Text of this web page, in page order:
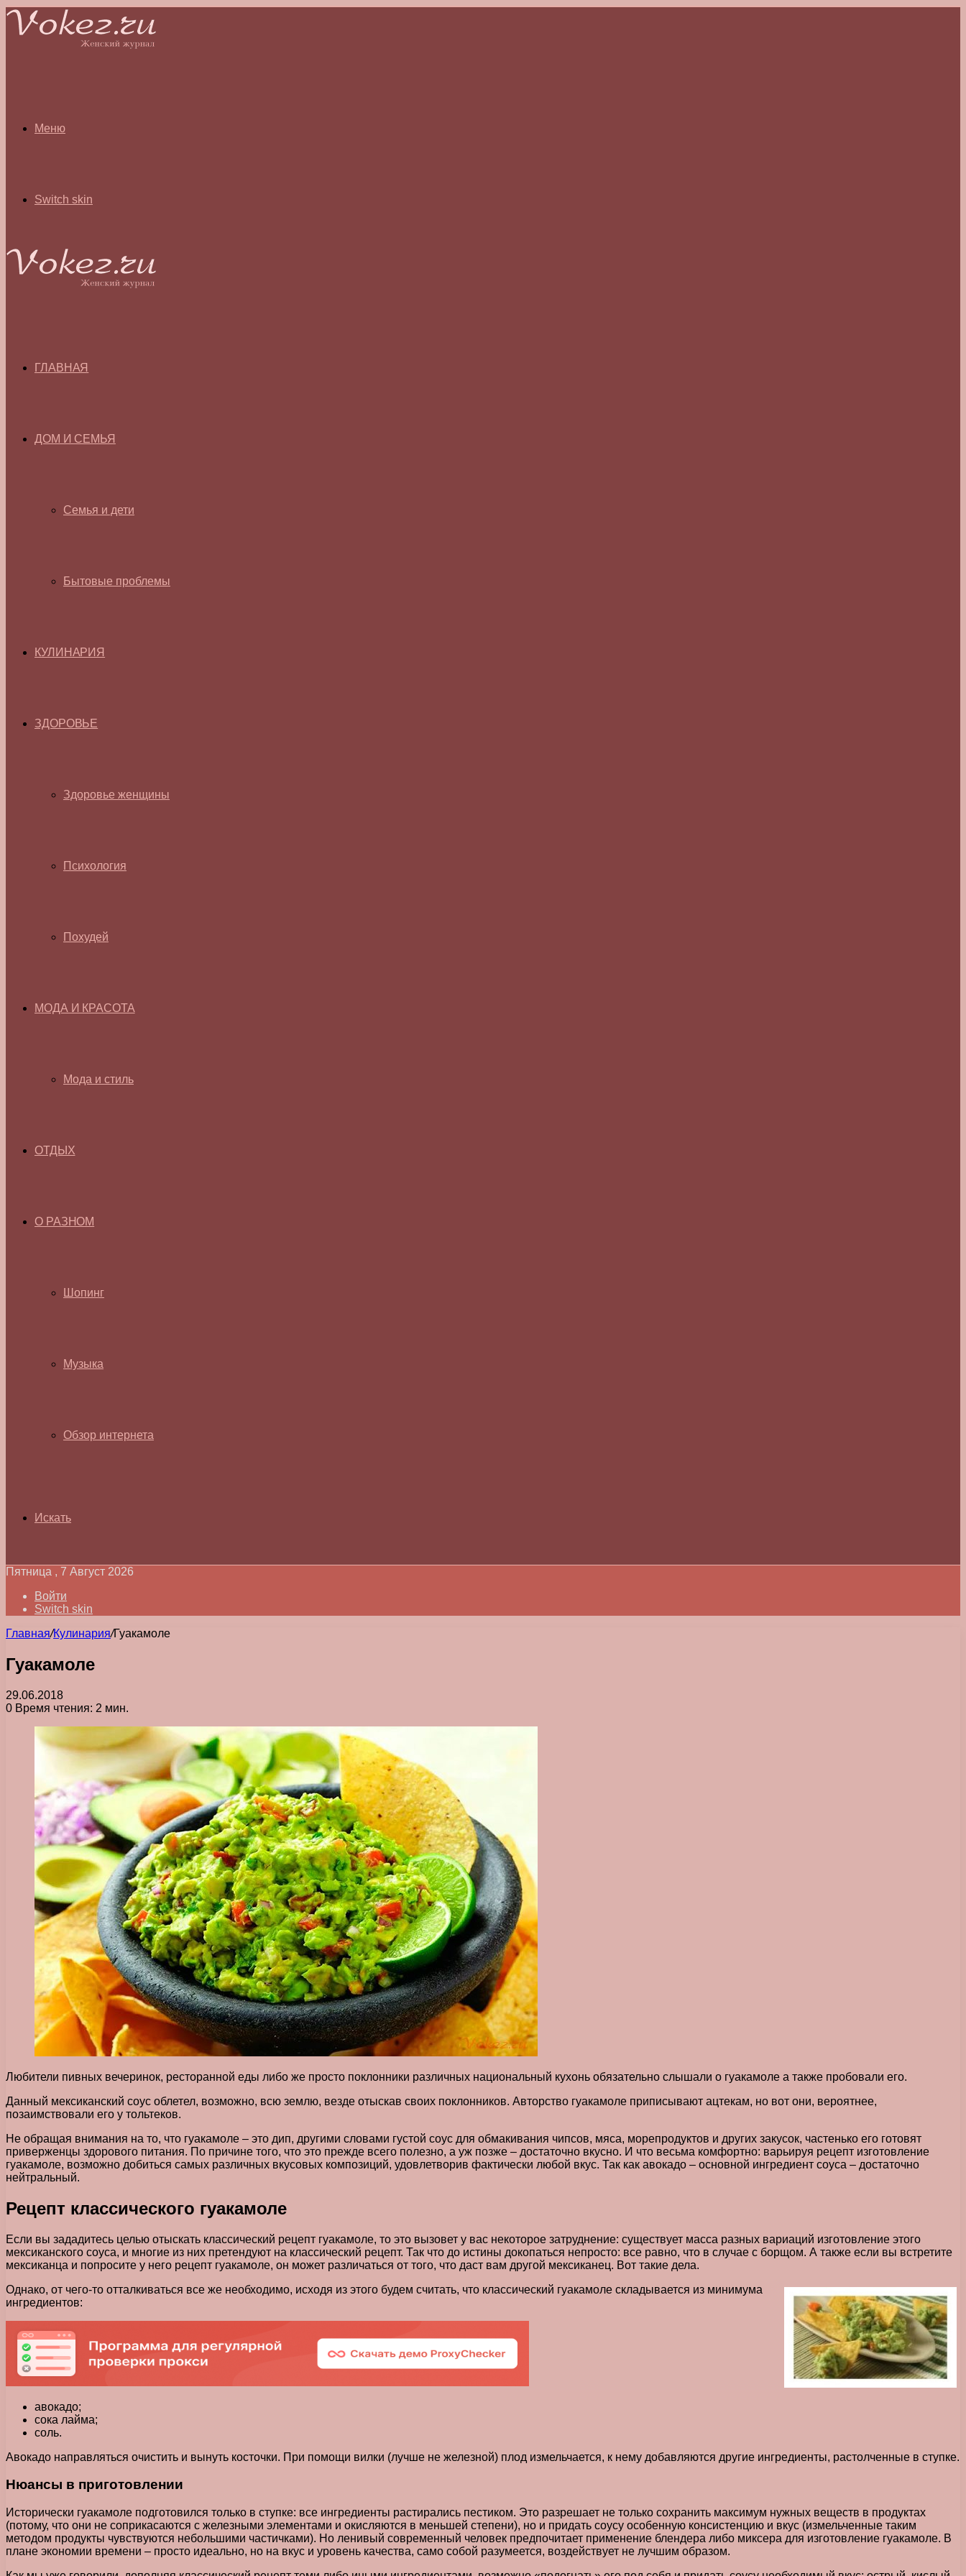
Меню
Switch skin
ГЛАВНАЯ
ДОМ И СЕМЬЯ
Семья и дети
Бытовые проблемы
КУЛИНАРИЯ
ЗДОРОВЬЕ
Здоровье женщины
Психология
Похудей
МОДА И КРАСОТА
Мода и стиль
ОТДЫХ
О РАЗНОМ
Шопинг
Музыка
Обзор интернета
Искать
Пятница , 7 Август 2026
Войти
Switch skin
Главная/Кулинария/Гуакамоле
Гуакамоле
29.06.2018
0 Время чтения: 2 мин.
Любители пивных вечеринок, ресторанной еды либо же просто поклонники различных национальный кухонь обязательно слышали о гуакамоле а также пробовали его.
Данный мексиканский соус облетел, возможно, всю землю, везде отыскав своих поклонников. Авторство гуакамоле приписывают ацтекам, но вот они, вероятнее,
позаимствовали его у тольтеков.
Не обращая внимания на то, что гуакамоле – это дип, другими словами густой соус для обмакивания чипсов, мяса, морепродуктов и других закусок, частенько его готовят
приверженцы здорового питания. По причине того, что это прежде всего полезно, а уж позже – достаточно вкусно. И что весьма комфортно: варьируя рецепт изготовление
гуакамоле, возможно добиться самых различных вкусовых композиций, удовлетворив фактически любой вкус. Так как авокадо – основной ингредиент соуса – достаточно
нейтральный.
Рецепт классического гуакамоле
Если вы зададитесь целью отыскать классический рецепт гуакамоле, то это вызовет у вас некоторое затруднение: существует масса разных вариаций изготовление этого
мексиканского соуса, и многие из них претендуют на классический рецепт. Так что до истины докопаться непросто: все равно, что в случае с борщом. А также если вы встретите
мексиканца и попросите у него рецепт гуакамоле, он может различаться от того, что даст вам другой мексиканец. Вот такие дела.
Однако, от чего-то отталкиваться все же необходимо, исходя из этого будем считать, что классический гуакамоле складывается из минимума
ингредиентов:
авокадо;
сока лайма;
соль.
Авокадо направляться очистить и вынуть косточки. При помощи вилки (лучше не железной) плод измельчается, к нему добавляются другие ингредиенты, растолченные в ступке.
Нюансы в приготовлении
Исторически гуакамоле подготовился только в ступке: все ингредиенты растирались пестиком. Это разрешает не только сохранить максимум нужных веществ в продуктах
(потому, что они не соприкасаются с железными элементами и окисляются в меньшей степени), но и придать соусу особенную консистенцию и вкус (измельченные таким
методом продукты чувствуются небольшими частичками). Но ленивый современный человек предпочитает применение блендера либо миксера для изготовление гуакамоле. В
плане экономии времени – просто идеально, но на вкус и уровень качества, само собой разумеется, воздействует не лучшим образом.